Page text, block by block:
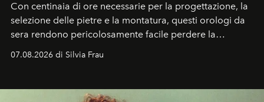
Con centinaia di ore necessarie per la progettazione, la
selezione delle pietre e la montatura, questi orologi da
sera rendono pericolosamente facile perdere la
cognizione del tempo. Ma con quadranti così
07.08.2026 di Silvia Frau